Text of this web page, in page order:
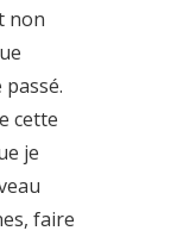
non
cette
je
faire